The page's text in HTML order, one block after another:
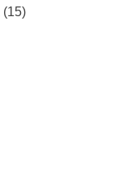
(15)